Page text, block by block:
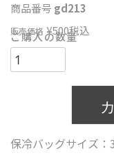
商品番号 gd213
販売価格 ¥500税込
保冷バッグサイズ